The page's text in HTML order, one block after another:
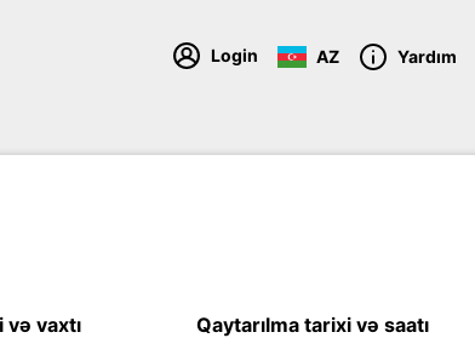
Login AZ Yardım
vaxtı Qaytarılma tarixi və saatı